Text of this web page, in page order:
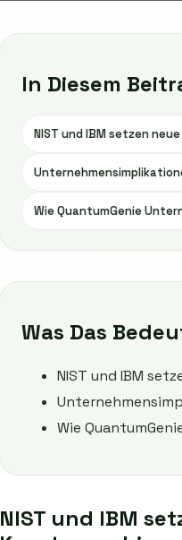
In Diesem
NIST und IBM setzen
Wie QuantumGenie
Was Das
NIST und IBM
Wie
NIST und IBM